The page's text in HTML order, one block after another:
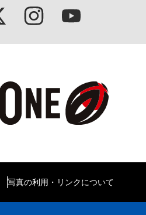
写真の利用・リンクについて